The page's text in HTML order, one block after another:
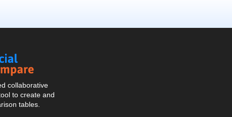
collaborative
to create and
tables.